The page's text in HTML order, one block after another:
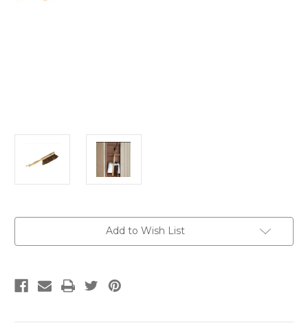
Add to Wish List